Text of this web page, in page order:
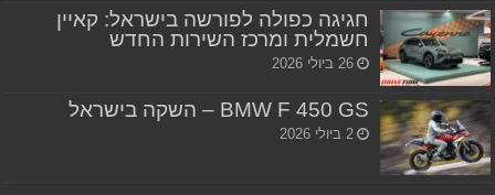
חגיגה כפולה לפורשה בישראל: קאיין
חשמלית ומרכז השירות החדש
26 ביולי 2026
BMW F 450 GS – השקה בישראל
2 ביולי 2026